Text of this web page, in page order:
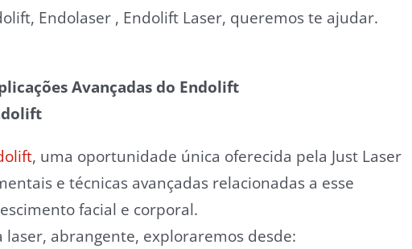
Endolaser , Endolift Laser, queremos te ajudar.
Avançadas do Endolift
, uma oportunidade única oferecida pela Just Laser
e técnicas avançadas relacionadas a esse
facial e corporal.
abrangente, exploraremos desde: